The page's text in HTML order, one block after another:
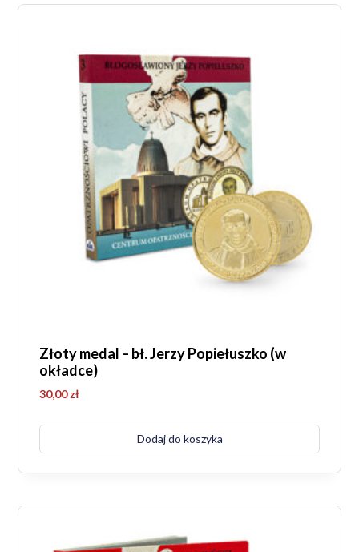
Złoty medal – bł. Jerzy Popiełuszko (w
okładce)
30,00zł
Dodaj do koszyka